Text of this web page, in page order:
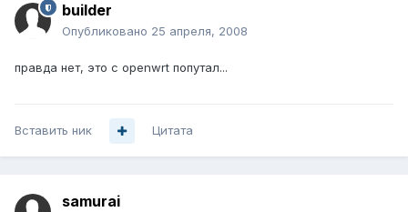
builder
Опубликовано 25 апреля, 2008
правда нет, это с openwrt попутал...
Вставить ник Цитата
samurai